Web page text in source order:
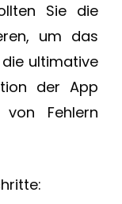
Sie die
um das
ultimative
der App
Fehlern